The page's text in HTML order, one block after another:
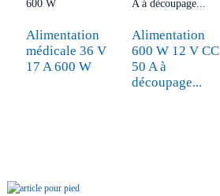
Alimentation
médicale 36 V
17 A 600 W
Alimentation
600 W 12 V CC
50 A à
découpage...